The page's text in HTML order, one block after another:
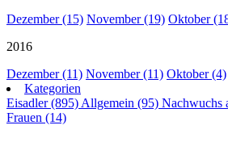
Dezember (15) November (19) Oktober
2016
Dezember (11) November (11) Oktober (4)
Kategorien
Eisadler (895)Allgemein (95) Nachwuchs
Frauen (14)